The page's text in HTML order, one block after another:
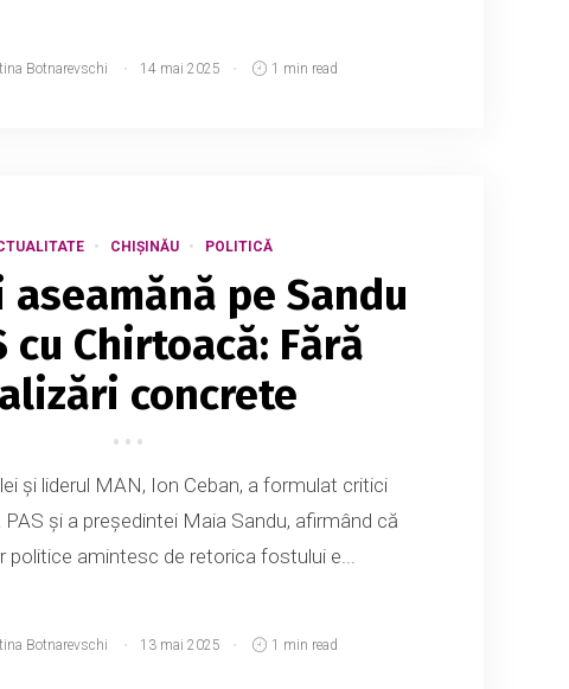
Botnarevschi 14 mai 2025 1 min read
CHIȘINĂU POLITICĂ
aseamănă pe Sandu
cu Chirtoacă: Fără
concrete
și liderul MAN, Ion Ceban, a formulat critici
PAS și a președintei Maia Sandu, afirmând că
politice amintesc de retorica fostului e...
Botnarevschi 13 mai 2025 1 min read